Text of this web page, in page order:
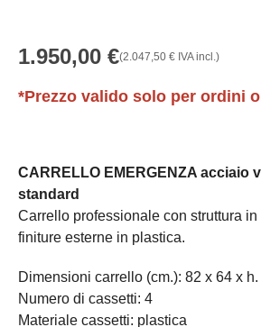
1.950,00 €(2.047,50 € IVA incl.)
*Prezzo valido solo per ordini
CARRELLO EMERGENZA acciaio
standard
Carrello professionale con struttura
finiture esterne in plastica.
Dimensioni carrello (cm.): 82 x 64 x
Numero di cassetti: 4
Materiale cassetti: plastica